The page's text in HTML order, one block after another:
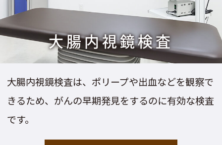
大腸内視鏡検査
大腸内視鏡検査は、ポリープや出血などを観察で
きるため、がんの早期発見をするのに有効な検査
です。